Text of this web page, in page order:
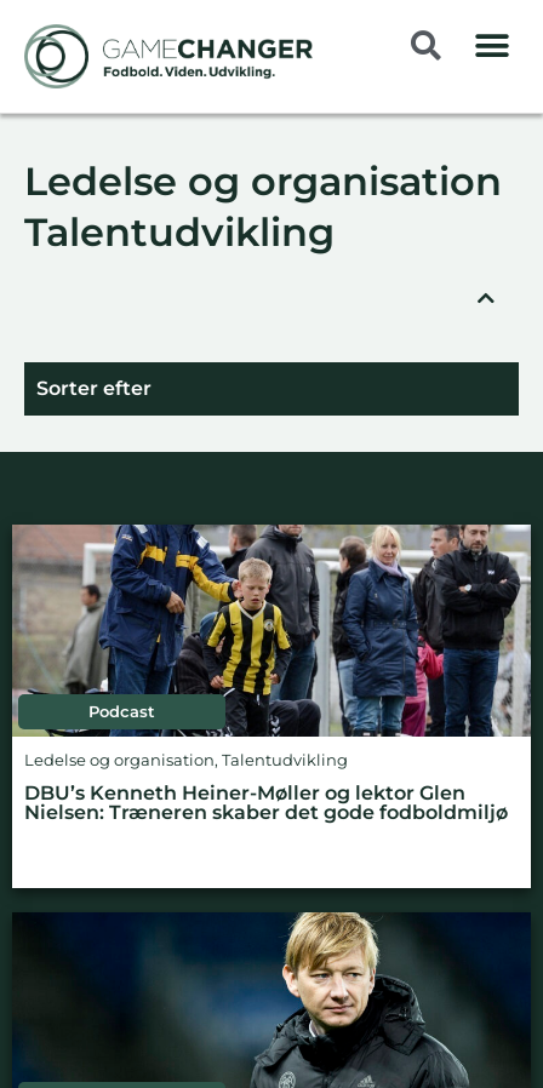
Ledelse og organisation
Talentudvikling
Sorter efter
Podcast
Ledelse og organisation, Talentudvikling
DBU’s Kenneth Heiner-Møller og lektor Glen
Nielsen: Træneren skaber det gode fodboldmiljø